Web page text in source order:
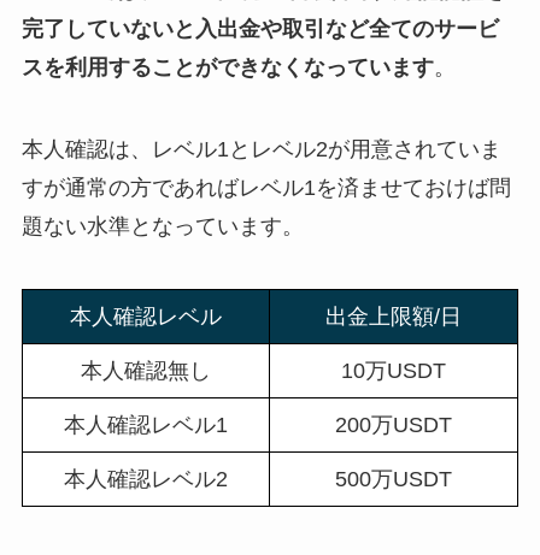
完了していないと入出金や取引など全てのサービ
スを利用することができなくなっています。
本人確認は、レベル1とレベル2が用意されていま
すが通常の方であればレベル1を済ませておけば問
題ない水準となっています。
本人確認レベル 出金上限額/日
本人確認無し 10万USDT
本人確認レベル1 200万USDT
本人確認レベル2 500万USDT